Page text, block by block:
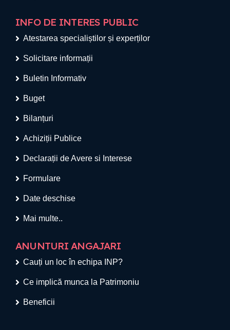
INFO DE INTERES PUBLIC
Atestarea specialiștilor și experților
Solicitare informații
Buletin Informativ
Buget
Bilanțuri
Achiziții Publice
Declarații de Avere si Interese
Formulare
Date deschise
Mai multe..
ANUNTURI ANGAJARI
Cauți un loc în echipa INP?
Ce implică munca la Patrimoniu
Beneficii